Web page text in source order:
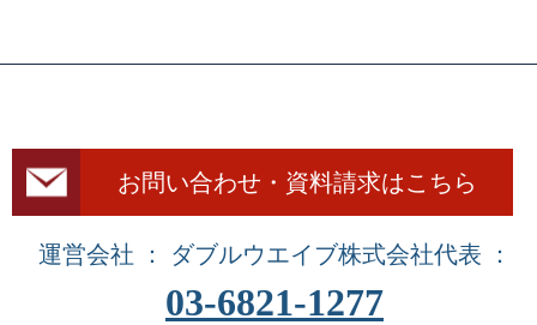
お問い合わせ・資料請求はこちら
運営会社 ： ダブルウエイブ株式会社代表 ：
03-6821-1277